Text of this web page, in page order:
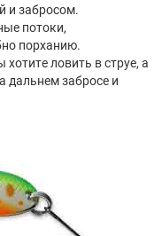
и забросом.
потоки,
порханию.
ловить в струе, а
дальнем забросе и